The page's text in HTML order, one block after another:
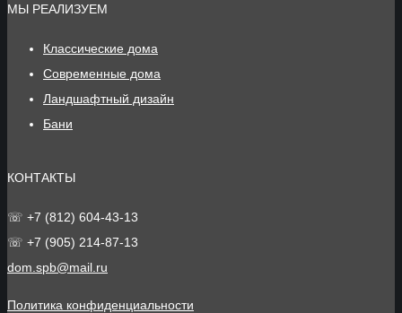
МЫ РЕАЛИЗУЕМ
Классические дома
Современные дома
Ландшафтный дизайн
Бани
КОНТАКТЫ
☏ +7 (812) 604-43-13
☏ +7 (905) 214-87-13
dom.spb@mail.ru
Политика конфиденциальности